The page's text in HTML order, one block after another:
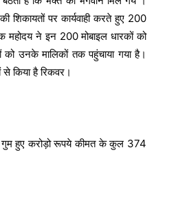
शिकायतों पर कार्यवाही करते हुए 200
ने इन 200 मोबाइल धारकों को
उनके मालिकों तक पहुंचाया गया है।
से किया है रिकवर।
गुम हुए करोड़ो रूपये कीमत के कुल 374